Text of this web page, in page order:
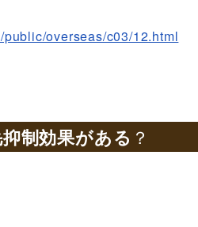
overseas/c03/12.html
制効果がある ？